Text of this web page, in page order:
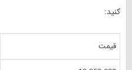
کنید:
قیمت